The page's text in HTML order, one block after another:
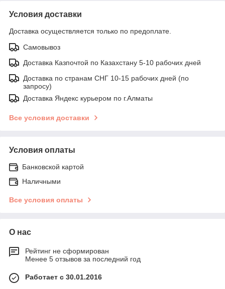
Условия доставки
Доставка осуществляется только по предоплате.
Самовывоз
Доставка Казпочтой по Казахстану 5-10 рабочих дней
Доставка по странам СНГ 10-15 рабочих дней (по
запросу)
Доставка Яндекс курьером по г.Алматы
Все условия доставки
Условия оплаты
Банковской картой
Наличными
Все условия оплаты
О нас
Рейтинг не сформирован
Менее 5 отзывов за последний год
Работает с 30.01.2016